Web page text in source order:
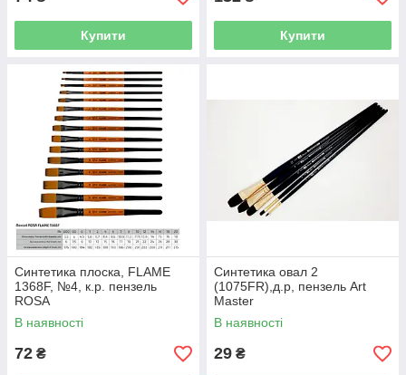
Купити Купити
Синтетика плоска, FLAME
1368F, №4, к.р. пензель
ROSA
В наявності
72 ₴
Синтетика овал 2
(1075FR),д.р, пензель Art
Master
В наявності
29 ₴